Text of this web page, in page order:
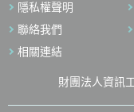
隱私權聲明
聯絡我們
相關連結
財團法人資訊